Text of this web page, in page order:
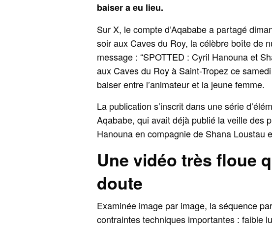
baiser a eu lieu.
Sur X, le compte d’Aqababe a partagé
soir aux Caves du Roy, la célèbre boîte de
message : “SPOTTED : Cyril Hanouna et
aux Caves du Roy à Saint-Tropez ce
baiser entre l’animateur et la jeune femme.
La publication s’inscrit dans une série
Aqababe, qui avait déjà publié la veille des
Hanouna en compagnie de Shana Loustau
Une vidéo très floue
doute
Examinée image par image, la séquence
contraintes techniques importantes : faible